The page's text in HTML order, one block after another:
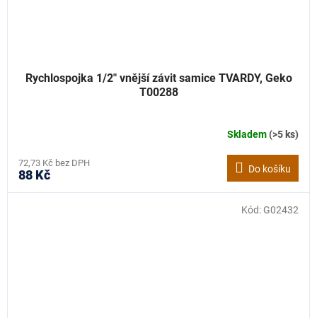
Rychlospojka 1/2" vnější závit samice TVARDY, Geko
T00288
Skladem(>5 ks)
72,73 Kč bez DPH
88 Kč Do košíku
Kód: G02432